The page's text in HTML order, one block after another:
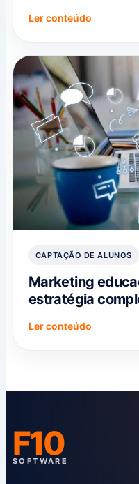
Ler conteúdo
CAPTAÇÃO DE ALUNOS
Marketing
estratégia
Ler conteúdo
F10
SOFTWARE